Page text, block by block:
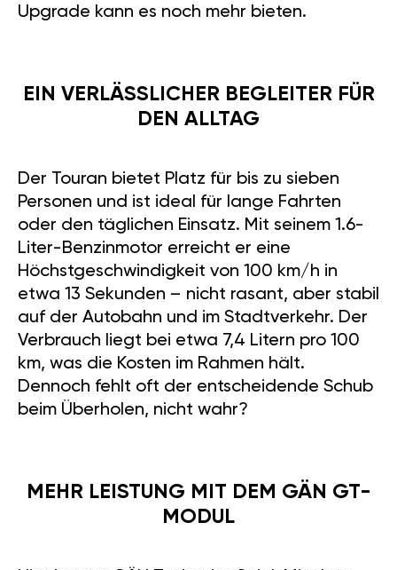
Upgrade kann es noch mehr bieten.
EIN VERLÄSSLICHER BEGLEITER FÜR
DEN ALLTAG
Der Touran bietet Platz für bis zu sieben
Personen und ist ideal für lange Fahrten
oder den täglichen Einsatz. Mit seinem 1.6-
Liter-Benzinmotor erreicht er eine
Höchstgeschwindigkeit von 100 km/h in
etwa 13 Sekunden – nicht rasant, aber stabil
auf der Autobahn und im Stadtverkehr. Der
Verbrauch liegt bei etwa 7,4 Litern pro 100
km, was die Kosten im Rahmen hält.
Dennoch fehlt oft der entscheidende Schub
beim Überholen, nicht wahr?
MEHR LEISTUNG MIT DEM GÄN GT-
MODUL